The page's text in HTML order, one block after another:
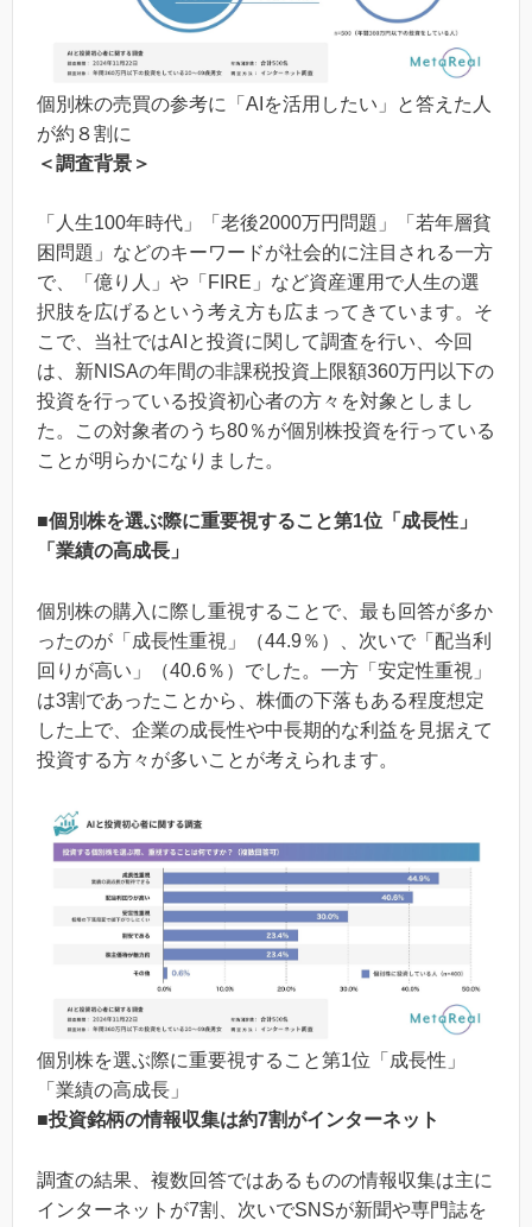
個別株の売買の参考に「AIを活用したい」と答えた人
が約８割に
＜調査背景＞
「人生100年時代」「老後2000万円問題」「若年層貧
困問題」などのキーワードが社会的に注目される一方
で、「億り人」や「FIRE」など資産運用で人生の選
択肢を広げるという考え方も広まってきています。そ
こで、当社ではAIと投資に関して調査を行い、今回
は、新NISAの年間の非課税投資上限額360万円以下の
投資を行っている投資初心者の方々を対象としまし
た。この対象者のうち80％が個別株投資を行っている
ことが明らかになりました。
■個別株を選ぶ際に重要視すること第1位「成長性」
「業績の高成長」
個別株の購入に際し重視することで、最も回答が多か
ったのが「成長性重視」（44.9％）、次いで「配当利
回りが高い」（40.6％）でした。一方「安定性重視」
は3割であったことから、株価の下落もある程度想定
した上で、企業の成長性や中長期的な利益を見据えて
投資する方々が多いことが考えられます。
個別株を選ぶ際に重要視すること第1位「成長性」
「業績の高成長」
■投資銘柄の情報収集は約7割がインターネット
調査の結果、複数回答ではあるものの情報収集は主に
インターネットが7割、次いでSNSが新聞や専門誌を